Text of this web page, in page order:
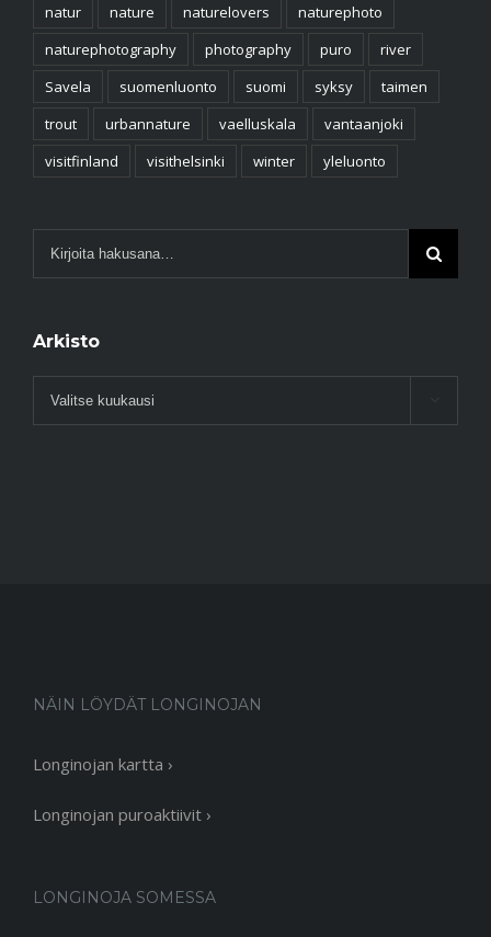
natur
nature naturelovers
naturephoto
naturephotography
photography puro
river
Savela
suomenluonto suomi syksy
taimen
trout
urbannature vaelluskala
vantaanjoki
visitfinland
visithelsinki winter yleluonto
Arkisto
Arkisto
NÄIN LÖYDÄT LONGINOJAN
Longinojan kartta ›
Longinojan puroaktiivit ›
LONGINOJA SOMESSA